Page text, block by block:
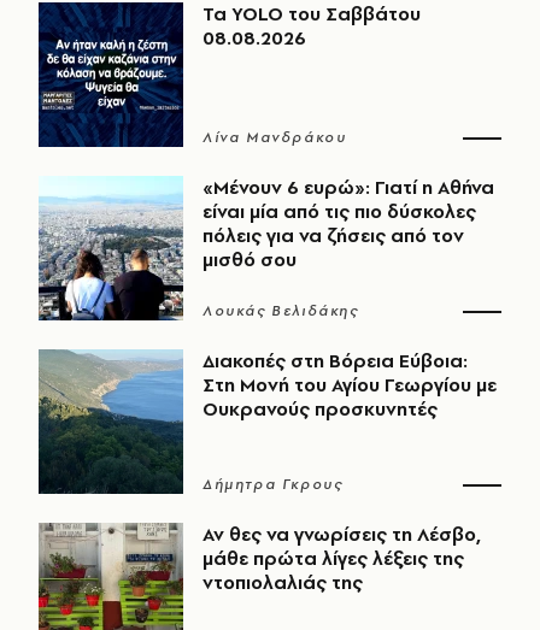
Τα YOLO του Σαββάτου
08.08.2026
Λίνα Μανδράκου
«Μένουν 6 ευρώ»: Γιατί η Αθήνα
είναι μία από τις πιο δύσκολες
πόλεις για να ζήσεις από τον
μισθό σου
Λουκάς Βελιδάκης
Διακοπές στη Βόρεια Εύβοια:
Στη Μονή του Αγίου Γεωργίου με
Ουκρανούς προσκυνητές
Δήμητρα Γκρους
Αν θες να γνωρίσεις τη Λέσβο,
μάθε πρώτα λίγες λέξεις της
ντοπιολαλιάς της